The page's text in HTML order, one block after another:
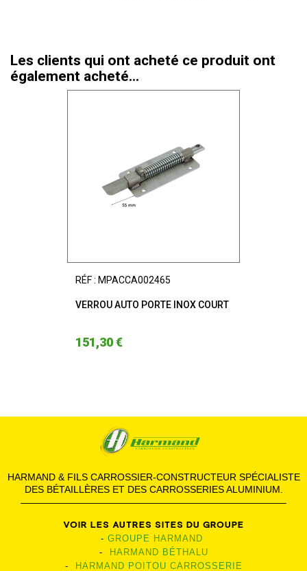
Les clients qui ont acheté ce produit ont
également acheté...
RÉF : MPACCA002465
VERROU AUTO PORTE INOX COURT
151,30 €
HARMAND & FILS CARROSSIER-CONSTRUCTEUR SPÉCIALISTE
DES BÉTAILLÈRES ET DES CARROSSERIES ALUMINIUM.
VOIR LES AUTRES SITES DU GROUPE
- GROUPE HARMAND
-
HARMAND BÉTHALU
-
HARMAND POITOU CARROSSERIE